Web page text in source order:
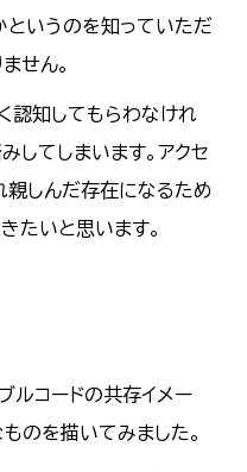
というのを知っていただ
せん。
認知してもらわなけれ
してしまいます。アクセ
親しんだ存在になるため
たいと思います。
ルコードの共存イメー
のを描いてみました。